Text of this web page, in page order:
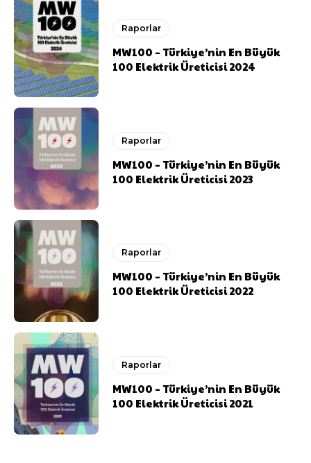
Raporlar
MW100 – Türkiye’nin En Büyük
100 Elektrik Üreticisi 2024
Raporlar
MW100 – Türkiye’nin En Büyük
100 Elektrik Üreticisi 2023
Raporlar
MW100 – Türkiye’nin En Büyük
100 Elektrik Üreticisi 2022
Raporlar
MW100 – Türkiye’nin En Büyük
100 Elektrik Üreticisi 2021